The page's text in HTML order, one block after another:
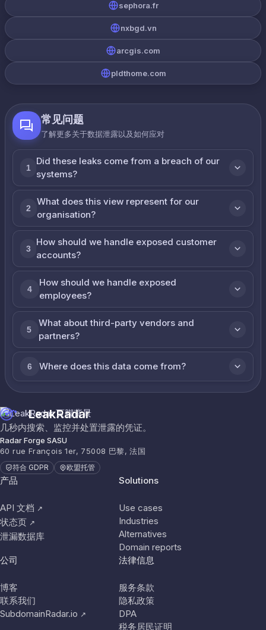
sephora.fr
nxbgd.vn
arcgis.com
pldthome.com
常见问题
了解更多关于数据泄露以及如何应对
1
Did these leaks come from a breach of our
systems?
2
What does this view represent for our
organisation?
3
How should we handle exposed customer
accounts?
4
How should we handle exposed
employees?
5
What about third-party vendors and
partners?
6 Where does this data come from?
LeakRadar
几秒内搜索、监控并处置泄露的凭证。
Radar Forge SASU
60 rue François 1er, 75008 巴黎, 法国
符合 GDPR 欧盟托管
产品
API 文档 ↗
状态页 ↗
泄漏数据库
Solutions
Use cases
Industries
Alternatives
Domain reports
公司
博客
联系我们
SubdomainRadar.io ↗
法律信息
服务条款
隐私政策
DPA
税务居民证明